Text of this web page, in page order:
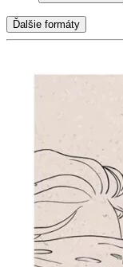
Ďalšie formáty